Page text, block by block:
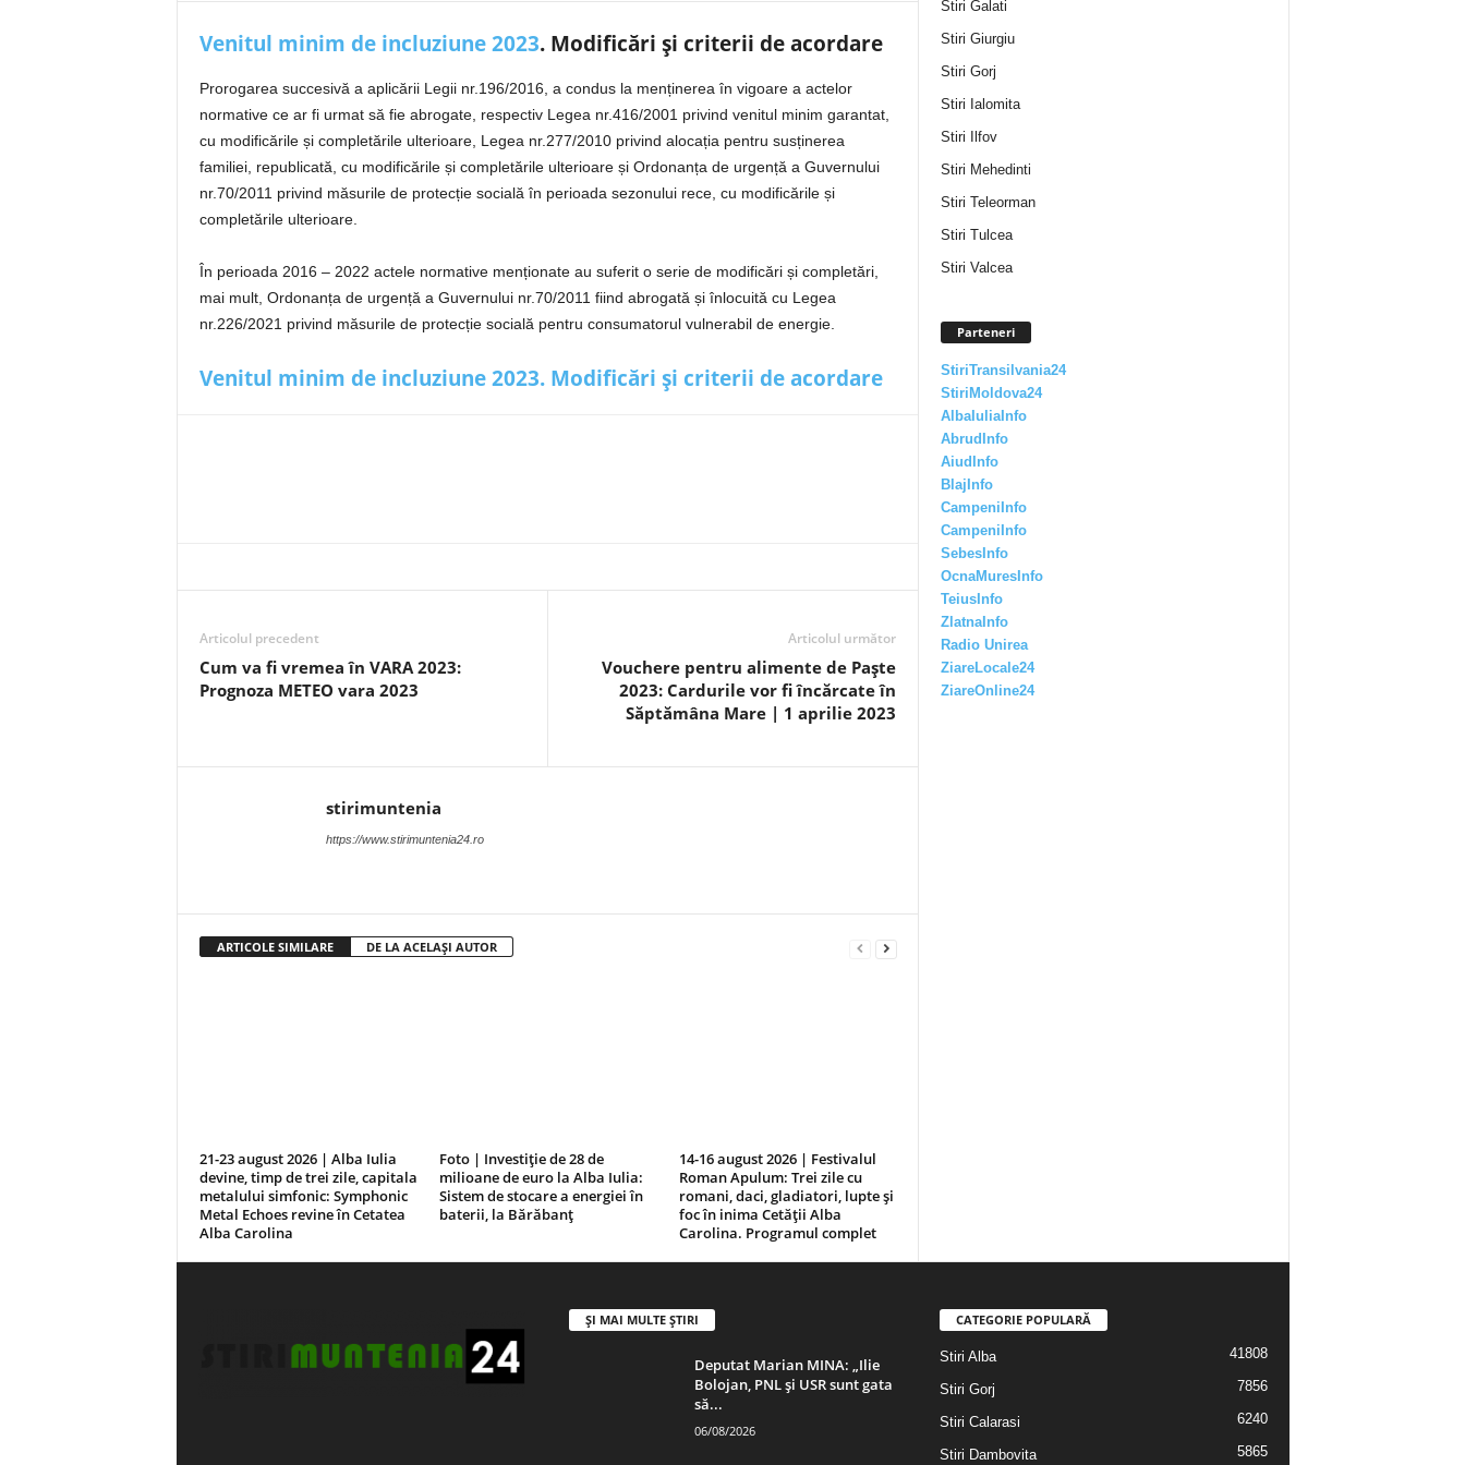
Venitul minim de incluziune 2023. Modificări și criterii de acordare
Prorogarea succesivă a aplicării Legii nr.196/2016, a condus la menținerea în vigoare a actelor
normative ce ar fi urmat să fie abrogate, respectiv Legea nr.416/2001 privind venitul minim garantat,
cu modificările și completările ulterioare, Legea nr.277/2010 privind alocația pentru susținerea
familiei, republicată, cu modificările și completările ulterioare și Ordonanța de urgență a Guvernului
nr.70/2011 privind măsurile de protecție socială în perioada sezonului rece, cu modificările și
completările ulterioare.
În perioada 2016 – 2022 actele normative menționate au suferit o serie de modificări și completări,
mai mult, Ordonanța de urgență a Guvernului nr.70/2011 fiind abrogată și înlocuită cu Legea
nr.226/2021 privind măsurile de protecție socială pentru consumatorul vulnerabil de energie.
Venitul minim de incluziune 2023. Modificări și criterii de acordare
Articolul precedent
Cum va fi vremea în VARA 2023:
Prognoza METEO vara 2023
Articolul următor
Vouchere pentru alimente de Paște
2023: Cardurile vor fi încărcate în
Săptămâna Mare | 1 aprilie 2023
stirimuntenia
https://www.stirimuntenia24.ro
ARTICOLE SIMILARE DE LA ACELAȘI AUTOR
21-23 august 2026 | Alba Iulia
devine, timp de trei zile, capitala
metalului simfonic: Symphonic
Metal Echoes revine în Cetatea
Alba Carolina
Foto | Investiție de 28 de
milioane de euro la Alba Iulia:
Sistem de stocare a energiei în
baterii, la Bărăbanț
14-16 august 2026 | Festivalul
Roman Apulum: Trei zile cu
romani, daci, gladiatori, lupte și
foc în inima Cetății Alba
Carolina. Programul complet
Stiri Galati
Stiri Giurgiu
Stiri Gorj
Stiri Ialomita
Stiri Ilfov
Stiri Mehedinti
Stiri Teleorman
Stiri Tulcea
Stiri Valcea
Parteneri
StiriTransilvania24
StiriMoldova24
AlbaIuliaInfo
AbrudInfo
AiudInfo
BlajInfo
CampeniInfo
CampeniInfo
SebesInfo
OcnaMuresInfo
TeiusInfo
ZlatnaInfo
Radio Unirea
ZiareLocale24
ZiareOnline24
ȘI MAI MULTE ȘTIRI
Deputat Marian MINA: „Ilie
Bolojan, PNL și USR sunt gata
să...
06/08/2026
CATEGORIE POPULARĂ
Stiri Alba 41808
Stiri Gorj 7856
Stiri Calarasi 6240
Stiri Dambovita 5865